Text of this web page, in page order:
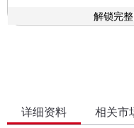
解锁完
详细资料 相关市